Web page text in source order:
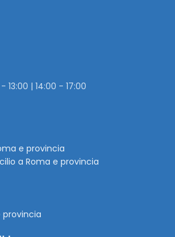
| 14:00 - 17:00
e provincia
a Roma e provincia
provincia